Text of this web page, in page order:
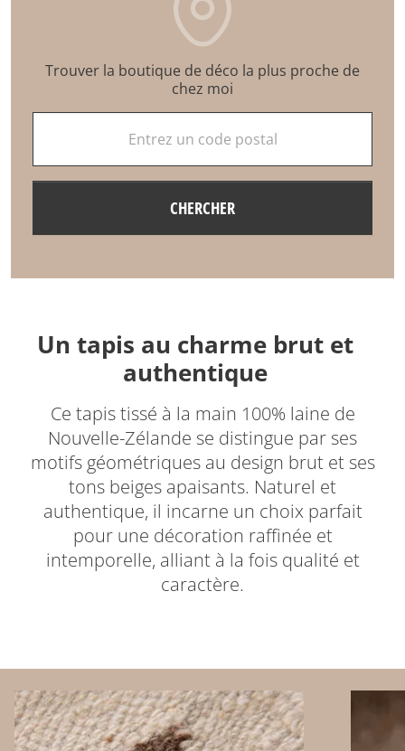
Trouver la boutique de déco la plus proche de
chez moi
CHERCHER
Un tapis au charme brut et
authentique
Ce tapis tissé à la main 100% laine de
Nouvelle-Zélande se distingue par ses
motifs géométriques au design brut et ses
tons beiges apaisants. Naturel et
authentique, il incarne un choix parfait
pour une décoration raffinée et
intemporelle, alliant à la fois qualité et
caractère.